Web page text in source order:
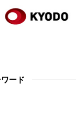
ード